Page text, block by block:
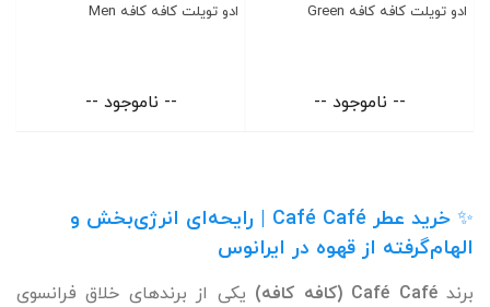
ادو تویلت کافه کافه Green
-- ناموجود --
ادو تویلت کافه کافه Men
-- ناموجود --
✨
خرید عطر Café Café | رایحه‌ای انرژی‌بخش و
الهام‌گرفته از قهوه در ایرانوس
برندCafé Café (کافه کافه)
یکی از برندهای خلاق فرانسوی